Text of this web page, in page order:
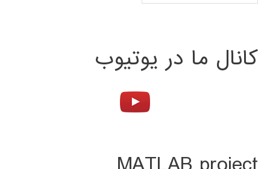
کانال ما در یوتیوب